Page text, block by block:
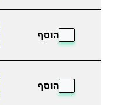
הוסף
הוסף